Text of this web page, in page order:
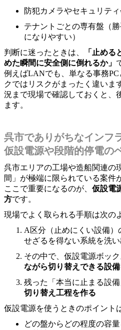
防犯カメラやセキュリテ
テナントごとの専有盤（
になりやすい）
判断に迷ったときは、
「止め
めた瞬間に安全側に倒れるか」
例えばLANでも、単なる事務
クではリスクがまったく違いま
況まで現場で確認しておくと、
ます。
呉市でありがちなインフ
仮設電源や段階的停電の
呉市エリアの工場や造船関連の
間」が極端に限られている案件
ここで重要になるのが、 仮設電
方です。
現場でよく取られる手順は次の
A区分（止めにくい設備
せざるを得ない系統を洗
その中で、仮設電源ボッ
ながら切り替えできる設
残った「本当に止まる設備
切り替え工程を作る
仮設電源を使うときのポイント
どの盤からどの程度の容量